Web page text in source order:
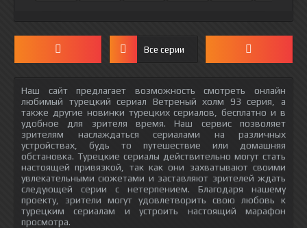
Все серии
Наш сайт предлагает возможность смотреть онлайн
любимый турецкий сериал Ветреный холм 93 серия, а
также другие новинки турецких сериалов, бесплатно и в
удобное для зрителя время. Наш сервис позволяет
зрителям наслаждаться сериалами на различных
устройствах, будь то путешествие или домашняя
обстановка. Турецкие сериалы действительно могут стать
настоящей привязкой, так как они захватывают своими
увлекательными сюжетами и заставляют зрителей ждать
следующей серии с нетерпением. Благодаря нашему
проекту, зрители могут удовлетворить свою любовь к
турецким сериалам и устроить настоящий марафон
просмотра.